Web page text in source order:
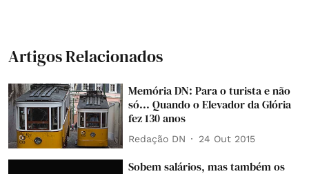
Artigos Relacionados
Memória DN: Para o turista e não
só... Quando o Elevador da Glória
fez 130 anos
Redação DN 24 Out 2015
Sobem salários, mas também os